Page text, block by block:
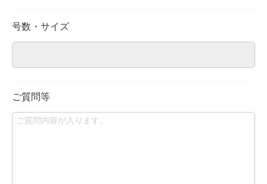
号数・サイズ
ご質問等